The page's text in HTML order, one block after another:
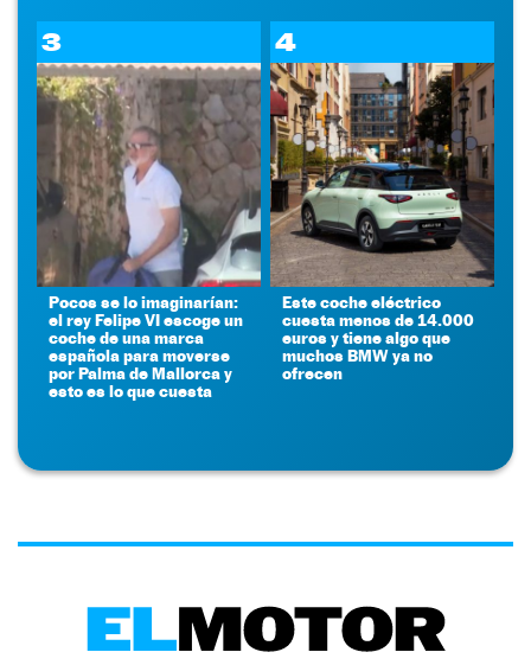
3
Pocos se lo imaginarían:
el rey Felipe VI escoge un
coche de una marca
española para moverse
por Palma de Mallorca y
esto es lo que cuesta
4
Este coche eléctrico
cuesta menos de 14.000
euros y tiene algo que
muchos BMW ya no
ofrecen